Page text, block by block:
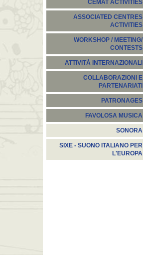
CEMAT ACTIVITIES
ASSOCIATED CENTRES
ACTIVITIES
WORKSHOP / MEETING/
CONTESTS
ATTIVITÀ INTERNAZIONALI
COLLABORAZIONI E
PARTENARIATI
PATRONAGES
FAVOLOSA MUSICA
SONORA
SIXE - SUONO ITALIANO PER
L'EUROPA